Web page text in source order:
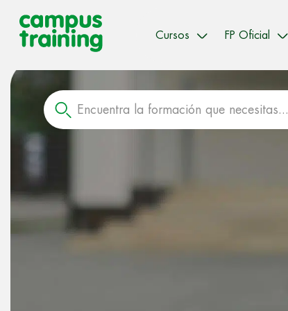
Cursos FP Oficial
Encuentra la formación que necesitas...